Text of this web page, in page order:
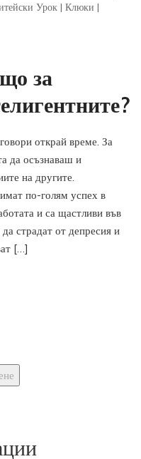
Урок | Клюки |
за
открай време. За
да осъзнаваш и
на другите.
по-голям успех в
и са щастливи във
страдат от депресия и
[…]